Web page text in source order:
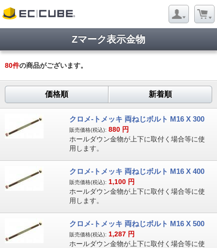
Zマーク表示金物
80件の商品がございます。
価格順 新着順
クロメ-トメッキ 両ねじボルト M16 X 300
販売価格(税込): 880 円
ホールダウン金物が上下に取付く場合等に使
用します。
クロメ-トメッキ 両ねじボルト M16 X 400
販売価格(税込): 1,100 円
ホールダウン金物が上下に取付く場合等に使
用します。
クロメ-トメッキ 両ねじボルト M16 X 500
販売価格(税込): 1,287 円
ホールダウン金物が上下に取付く場合等に使